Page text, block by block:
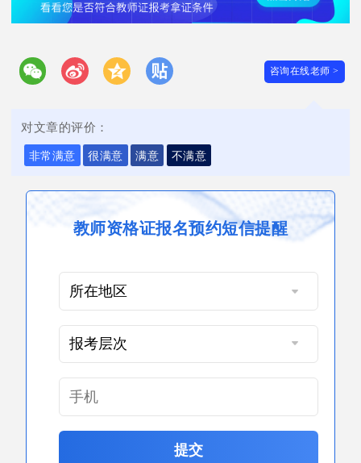
咨询在线老师 >
对文章的评价：
非常满意 很满意 满意 不满意
教师资格证报名预约短信提醒
提交